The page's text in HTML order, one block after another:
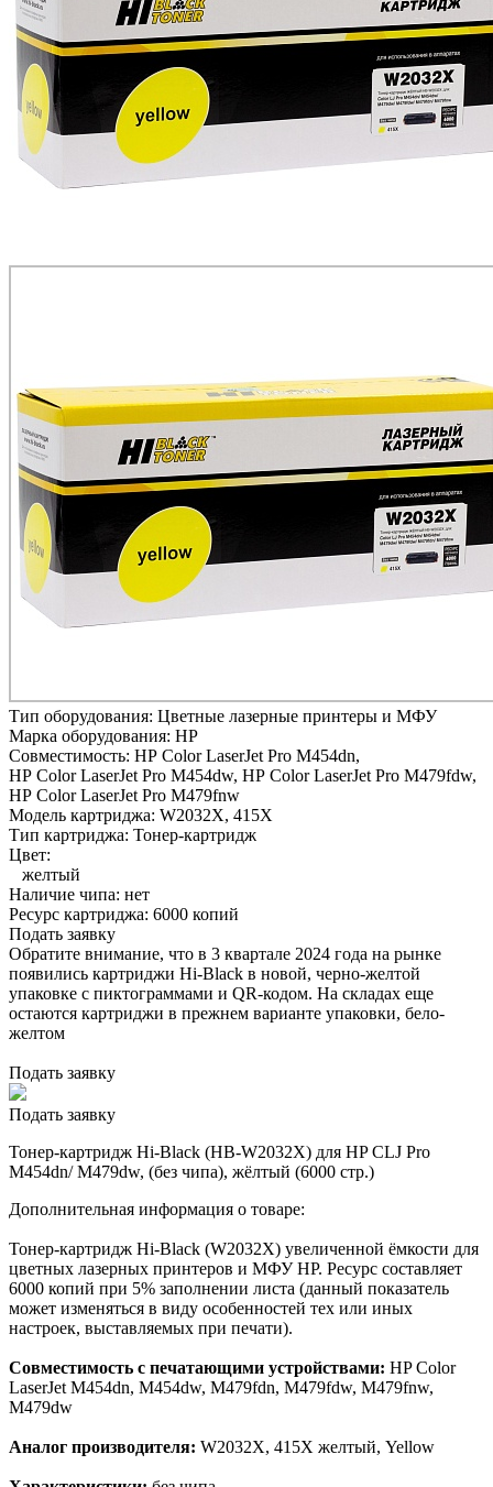
Тип оборудования: Цветные лазерные принтеры и МФУ
Марка оборудования: HP
Совместимость: HP Color LaserJet Pro M454dn,
HP Color LaserJet Pro M454dw, HP Color LaserJet Pro M479fdw,
HP Color LaserJet Pro M479fnw
Модель картриджа: W2032X, 415X
Тип картриджа: Тонер-картридж
Цвет:
желтый
Наличие чипа: нет
Ресурс картриджа: 6000 копий
Подать заявку
Обратите внимание, что в 3 квартале 2024 года на рынке
появились картриджи Hi-Black в новой, черно-желтой
упаковке с пиктограммами и QR-кодом. На складах еще
остаются картриджи в прежнем варианте упаковки, бело-
желтом
Подать заявку
Подать заявку
Тонер-картридж Hi-Black (HB-W2032X) для HP CLJ Pro
M454dn/ M479dw, (без чипа), жёлтый (6000 стр.)
Дополнительная информация о товаре:
Тонер-картридж Hi-Black (W2032X) увеличенной ёмкости для
цветных лазерных принтеров и МФУ HP. Ресурс составляет
6000 копий при 5% заполнении листа (данный показатель
может изменяться в виду особенностей тех или иных
настроек, выставляемых при печати).
Совместимость с печатающими устройствами: HP Color
LaserJet M454dn, M454dw, M479fdn, M479fdw, M479fnw,
M479dw
Аналог производителя: W2032X, 415X желтый, Yellow